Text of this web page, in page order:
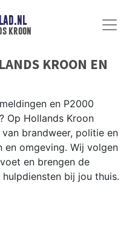
kroon
KROON EN
en P2000
Op Hollands Kroon
brandweer, politie en
en omgeving. Wij volgen
en brengen de
bij jou thuis.